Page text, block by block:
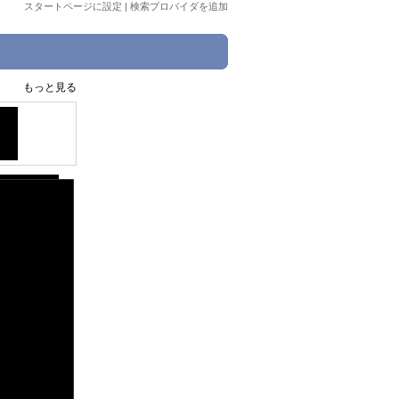
スタートページに設定 | 検索プロバイダを追加
もっと見る